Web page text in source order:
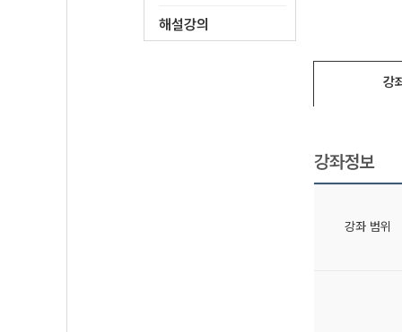
해설강의
강
강좌정보
강좌 범위